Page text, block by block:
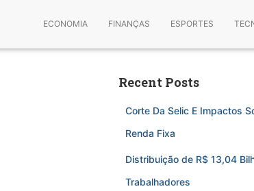
ECONOMIA FINANÇAS ESPORTES
Recent Posts
Corte Da Selic E Impactos
Renda Fixa
Distribuição de R$ 13,04
Trabalhadores